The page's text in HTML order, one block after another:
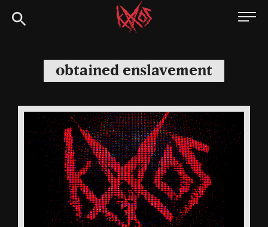
Siirry
suoraan
Kaaoszine
obtained enslavement